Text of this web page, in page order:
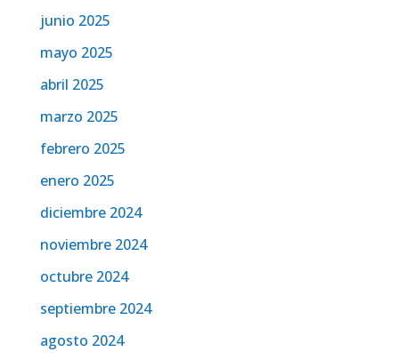
junio 2025
mayo 2025
abril 2025
marzo 2025
febrero 2025
enero 2025
diciembre 2024
noviembre 2024
octubre 2024
septiembre 2024
agosto 2024